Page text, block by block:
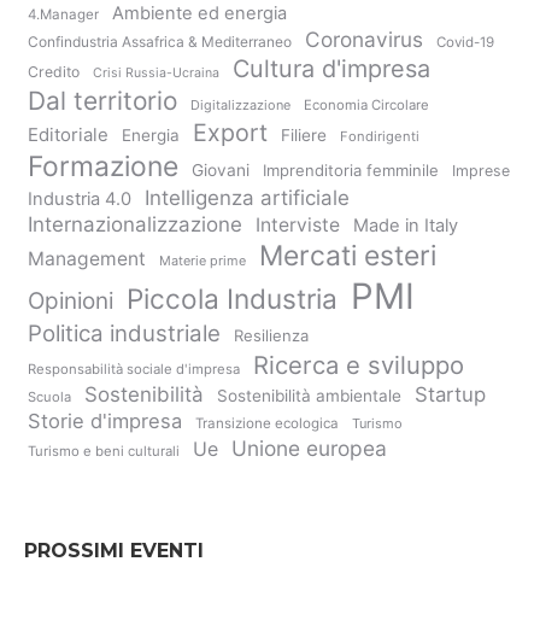
4.Manager Ambiente ed energia
Confindustria Assafrica & Mediterraneo Coronavirus Covid-19
Credito Crisi Russia-Ucraina Cultura d'impresa
Dal territorio Digitalizzazione Economia Circolare
Editoriale Energia Export Filiere Fondirigenti
Formazione Giovani Imprenditoria femminile Imprese
Industria 4.0
Intelligenza artificiale
Internazionalizzazione
Interviste Made in Italy
Management Materie prime Mercati esteri
Opinioni Piccola Industria PMI
Politica industriale Resilienza
Responsabilità sociale d'impresa Ricerca e sviluppo
Scuola Sostenibilità Sostenibilità ambientale
Startup
Storie d'impresa
Transizione ecologica
Turismo
Turismo e beni culturali
Ue Unione europea
PROSSIMI EVENTI